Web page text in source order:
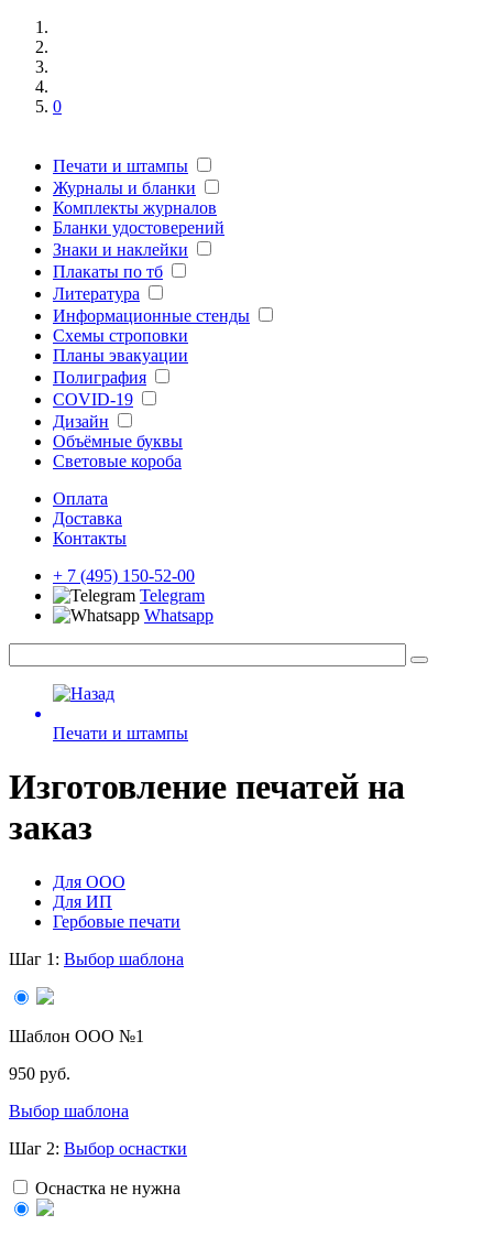
0
Печати и штампы
Журналы и бланки
Комплекты журналов
Бланки удостоверений
Знаки и наклейки
Плакаты по тб
Литература
Информационные стенды
Схемы строповки
Планы эвакуации
Полиграфия
COVID-19
Дизайн
Объёмные буквы
Световые короба
Оплата
Доставка
Контакты
+ 7 (495) 150-52-00
Telegram
Whatsapp
Печати и штампы
Изготовление печатей на
заказ
Для ООО
Для ИП
Гербовые печати
Шаг 1: Выбор шаблона
Шаблон ООО №1
950 руб.
Выбор шаблона
Шаг 2: Выбор оснастки
Оснастка не нужна